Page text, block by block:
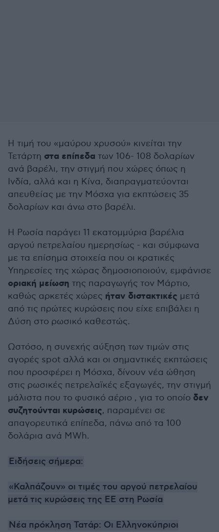
Η τιμή του «μαύρου χρυσού» κινείται την
Τετάρτη στα επίπεδα των 106- 108 δολαρίων
ανά βαρέλι, την στιγμή που χώρες όπως η
Ινδία, αλλά και η Κίνα, διαπραγματεύονται
απευθείας με την Μόσχα για εκπτώσεις 35
δολαρίων και άνω στο βαρέλι.
Η Ρωσία παράγει 11 εκατομμύρια βαρέλια
αργού πετρελαίου ημερησίως - και σύμφωνα
με τα επίσημα στοιχεία που οι κρατικές
Υπηρεσίες της χώρας δημοσιοποιούν, εμφάνισε
οριακή μείωση της παραγωγής τον Μάρτιο,
καθώς αρκετές χώρες ήταν διστακτικές μετά
από τις πρώτες κυρώσεις που είχε επιβάλει η
Δύση στο ρωσικό καθεστώς.
Ωστόσο, η συνεχής αύξηση των τιμών στις
αγορές spot αλλά και οι σημαντικές εκπτώσεις
που προσφέρει η Μόσχα, δίνουν νέα ώθηση
στις ρωσικές πετρελαϊκές εξαγωγές, την στιγμή
μάλιστα που το φυσικό αέριο , για το οποίο δεν
συζητούνται κυρώσεις, παραμένει σε
απαγορευτικά επίπεδα, πάνω από τα 100
δολάρια ανά MWh.
Ειδήσεις σήμερα:
«Καλπάζουν» οι τιμές του αργού πετρελαίου
μετά τις κυρώσεις της ΕΕ στη Ρωσία
Νέα πρόκληση Τατάρ: Οι Ελληνοκύπριοι